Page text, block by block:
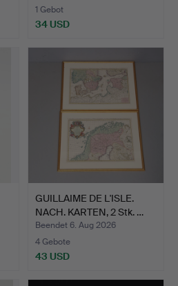
1 Gebot
34 USD
GUILLAIME DE L'ISLE.
NACH. KARTEN, 2 Stk. …
Beendet 6. Aug 2026
4 Gebote
43 USD